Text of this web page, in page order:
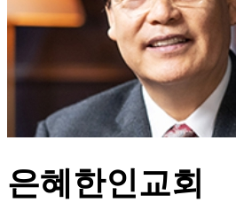
은혜한인교회